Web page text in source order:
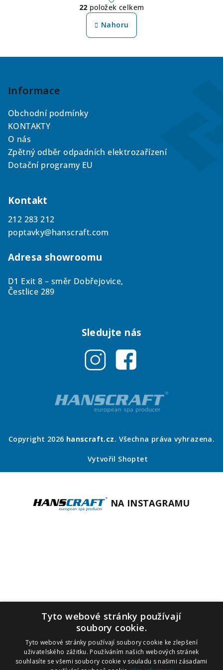
O
v
l
d
y
á
n
k
o
á
22 položek celkem
Nahoru
Informace
Obchodní podmínky
KONTAKTY
O nás
Zpětný odběr odpadních elektrozařízení
Dotační programy EU
Kontakt
212 283 212
poptavky@hanscraft.com
Adresa showroomu
D1 Exit 8 – směr Dobřejovice,
Čestlice 289
Sledujte nás
Copyright 2026 hanscraft.cz. Všechna práva vyhrazena.
Vytvořil Shoptet
NA INSTAGRAMU
Tyto webové stránky používají
soubory cookie.
Tyto webové stránky používají soubory cookie ke zlepšení
uživatelského zážitku. Používáním našich webových stránek
souhlasíte se všemi soubory cookie v souladu s našimi zásadami